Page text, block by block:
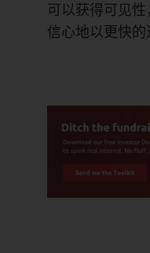
可以获得可见
信心地以更快